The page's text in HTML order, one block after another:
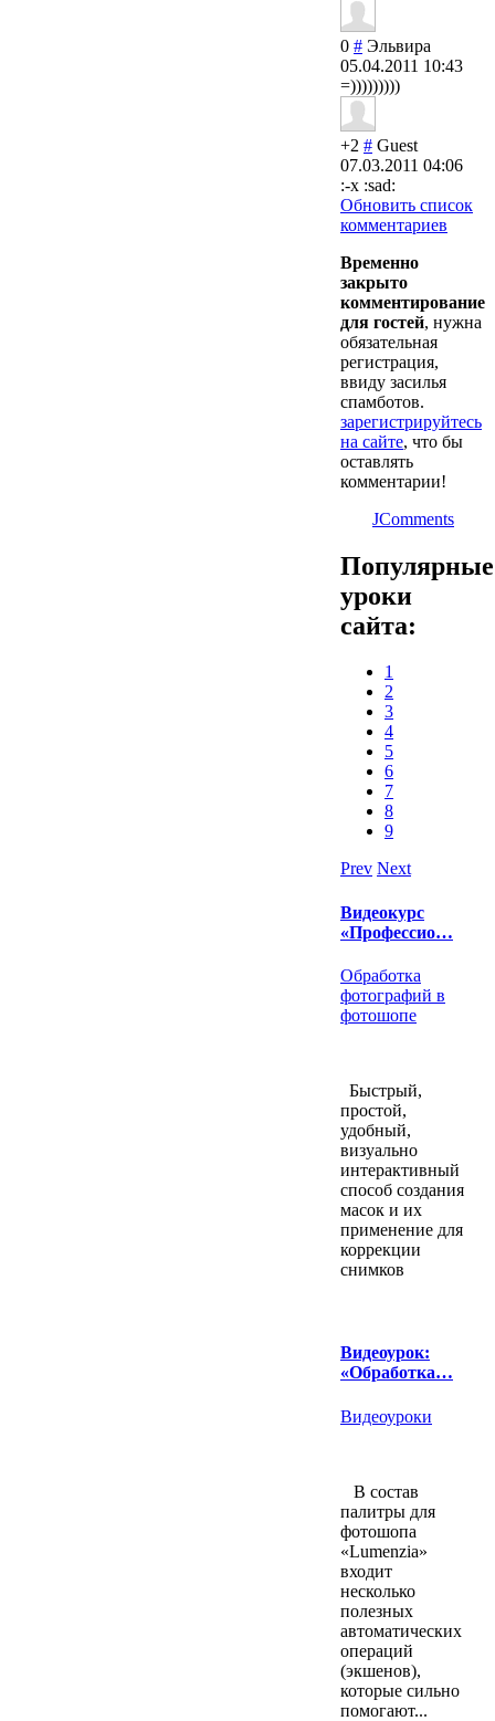
0 # Эльвира
05.04.2011 10:43
=)))))))))
+2 # Guest
07.03.2011 04:06
:-x :sad:
Обновить список
комментариев
Временно
закрыто
комментирование
для гостей, нужна
обязательная
регистрация,
ввиду засилья
спамботов.
зарегистрируйтесь
на сайте, что бы
оставлять
комментарии!
JComments
Популярные
уроки
сайта:
1
2
3
4
5
6
7
8
9
Prev Next
Видеокурс
«Профессио…
Обработка
фотографий в
фотошопе
Быстрый,
простой,
удобный,
визуально
интерактивный
способ создания
масок и их
применение для
коррекции
снимков
Видеоурок:
«Обработка…
Видеоуроки
В состав
палитры для
фотошопа
«Lumenzia»
входит
несколько
полезных
автоматических
операций
(экшенов),
которые сильно
помогают...